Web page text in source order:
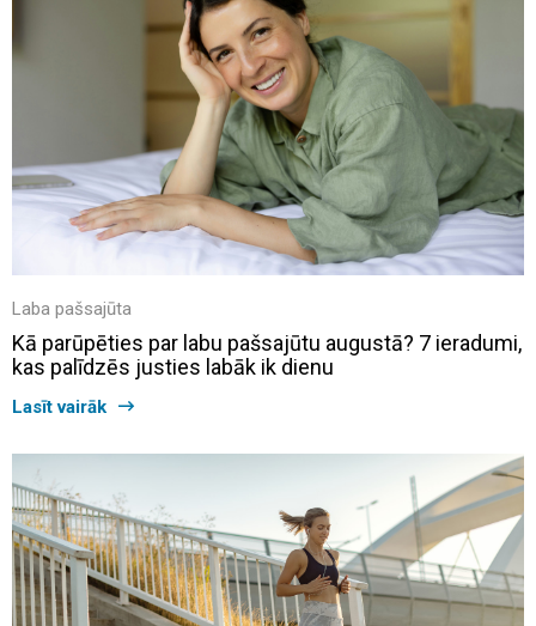
Laba pašsajūta
Kā parūpēties par labu pašsajūtu augustā? 7 ieradumi,
kas palīdzēs justies labāk ik dienu
Lasīt vairāk